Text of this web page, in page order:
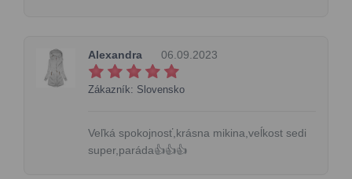
Alexandra 06.09.2023
Zákazník: Slovensko
Veľká spokojnosť,krásna mikina,veĺkost sedi
super,paráda👍👍👍